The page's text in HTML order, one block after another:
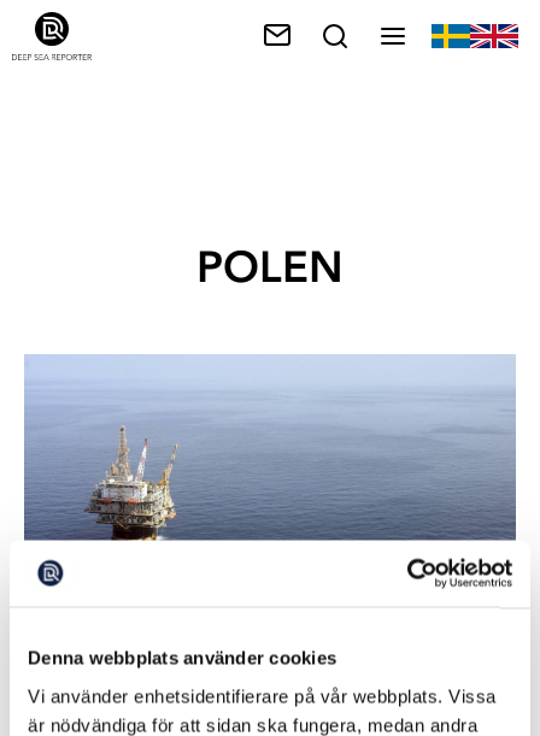
Denna webbplats använder cookies
Vi använder enhetsidentifierare på vår webbplats. Vissa
är nödvändiga för att sidan ska fungera, medan andra
POLEN
En oljefyndighet som beskrivs som den största hittills i
Polen har upptäckts utanför Świnoujście,
rapporterar Dagens PS.
2025-07-25